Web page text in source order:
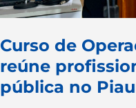
Curso de
reúne
pública no